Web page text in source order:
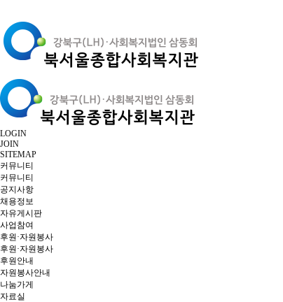
LOGIN
JOIN
SITEMAP
커뮤니티
커뮤니티
공지사항
채용정보
자유게시판
사업참여
후원·자원봉사
후원·자원봉사
후원안내
자원봉사안내
나눔가게
자료실